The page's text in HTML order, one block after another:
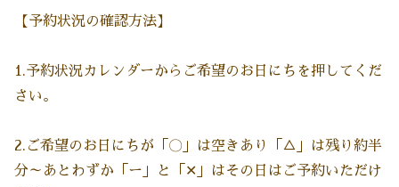
【予約状況の確認方法】
1.予約状況カレンダーからご希望のお日にちを押してくだ
さい。
2.ご希望のお日にちが「〇」は空きあり「△」は残り約半
分～あとわずか「ー」と「✕」はその日はご予約いただけ